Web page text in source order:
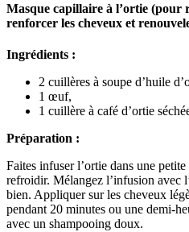
Masque capillaire à l’ortie (pour
renforcer les cheveux et
Ingrédients :
2 cuillères à soupe d’huile
1 œuf,
1 cuillère à café d’ortie
Préparation :
Faites infuser l’ortie dans une
refroidir. Mélangez l’infusion avec
bien. Appliquer sur les cheveux
pendant 20 minutes ou une demi-
avec un shampooing doux.